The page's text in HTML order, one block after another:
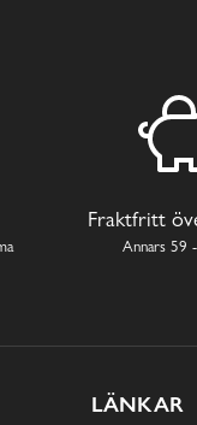
Fraktfritt
Annars 59
LÄNKAR